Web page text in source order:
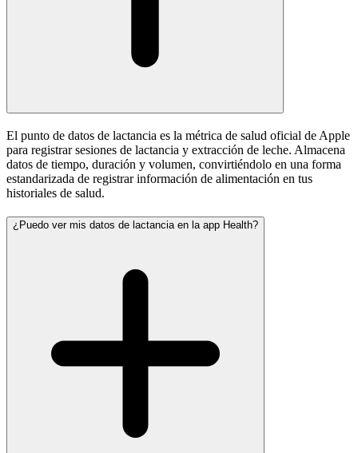
El punto de datos de lactancia es la métrica de salud oficial de Apple
para registrar sesiones de lactancia y extracción de leche. Almacena
datos de tiempo, duración y volumen, convirtiéndolo en una forma
estandarizada de registrar información de alimentación en tus
historiales de salud.
¿Puedo ver mis datos de lactancia en la app Health?